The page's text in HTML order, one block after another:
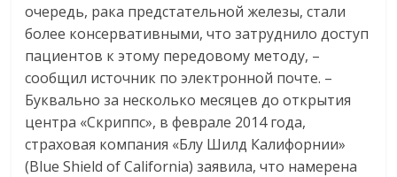
очередь, рака предстательной железы, стали
более консервативными, что затруднило доступ
пациентов к этому передовому методу, –
сообщил источник по электронной почте. –
Буквально за несколько месяцев до открытия
центра «Скриппс», в феврале 2014 года,
страховая компания «Блу Шилд Калифорнии»
(Blue Shield of California) заявила, что намерена